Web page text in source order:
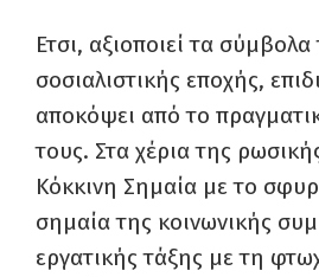
Ετσι, αξιοποιεί τα σύμβολα
σοσιαλιστικής εποχής,
αποκόψει από το
τους. Στα χέρια της
Κόκκινη Σημαία με το
σημαία της κοινωνικής
εργατικής τάξης με τη